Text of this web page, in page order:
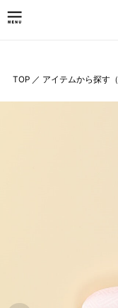
TOP ／ アイテムから探す（